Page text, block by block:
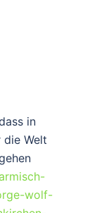
in
die Welt
wolf-